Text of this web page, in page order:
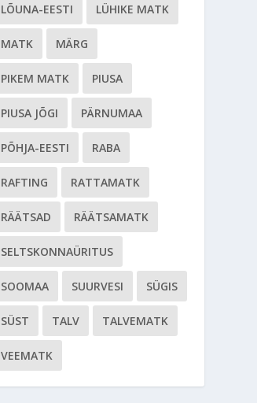
LÕUNA-EESTI LÜHIKE MATK
MATK MÄRG
PIKEM MATK PIUSA
PIUSA JÕGI PÄRNUMAA
PÕHJA-EESTI RABA
RAFTING RATTAMATK
RÄÄTSAD RÄÄTSAMATK
SELTSKONNAÜRITUS
SOOMAA SUURVESI SÜGIS
SÜST TALV TALVEMATK
VEEMATK